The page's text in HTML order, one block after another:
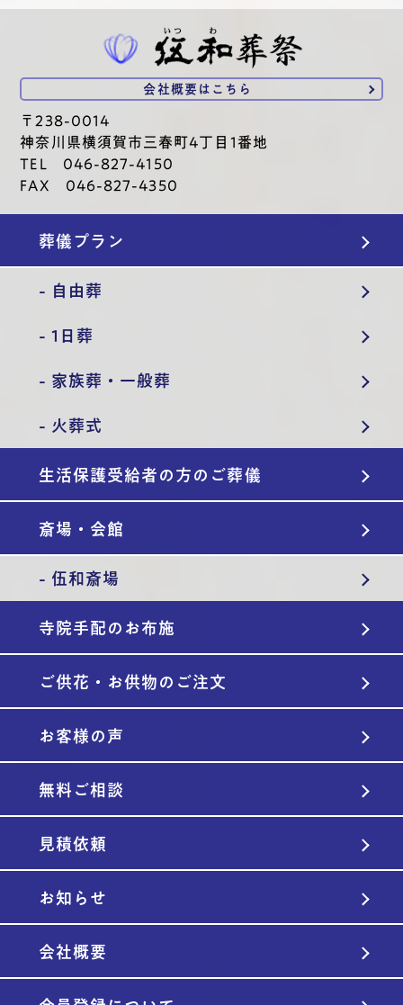
会社概要は こちら
〒238-0014
神奈川県横須賀市三春町4丁目1番地
TEL 046-827-4150
FAX 046-827-4350
葬儀プラン
- 自由葬
- 1日葬
- 家族葬・一般葬
- 火葬式
生活保護受給者の方のご葬儀
斎場・会館
- 伍和斎場
寺院手配のお布施
ご供花・お供物のご注文
お客様の声
無料ご相談
見積依頼
お知らせ
会社概要